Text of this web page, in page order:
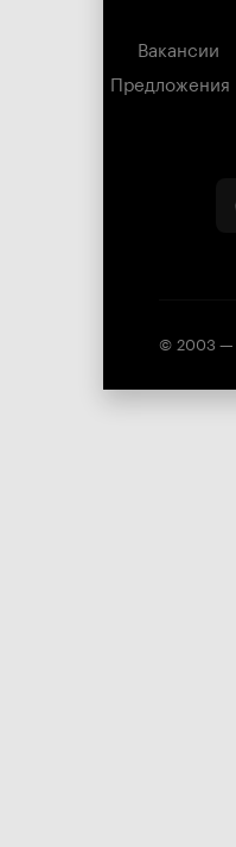
Вакансии
Предложения
© 2003 —